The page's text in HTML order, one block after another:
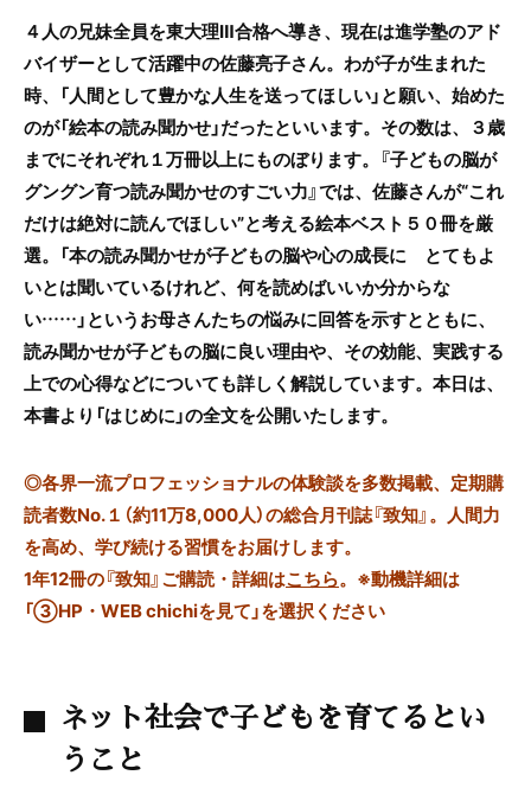
４人の兄妹全員を東大理Ⅲ合格へ導き、現在は進学塾のアド
バイザーとして活躍中の佐藤亮子さん。わが子が生まれた
時、「人間として豊かな人生を送ってほしい」と願い、始めた
のが「絵本の読み聞かせ」だったといいます。その数は、３歳
までにそれぞれ１万冊以上にものぼります。『子どもの脳が
グングン育つ読み聞かせのすごい力』では、佐藤さんが“これ
だけは絶対に読んでほしい”と考える絵本ベスト５０冊を厳
選。「本の読み聞かせが子どもの脳や心の成長に とてもよ
いとは聞いているけれど、何を読めばいいか分からな
い……」というお母さんたちの悩みに回答を示すとともに、
読み聞かせが子どもの脳に良い理由や、その効能、実践する
上での心得などについても詳しく解説しています。本日は、
本書より「はじめに」の全文を公開いたします。
◎各界一流プロフェッショナルの体験談を多数掲載、定期購
読者数No.１（約11万8,000人）の総合月刊誌『致知』。人間力
を高め、学び続ける習慣をお届けします。
1年12冊の『致知』ご購読・詳細はこちら。 ※動機詳細は
「③HP・WEB chichiを見て」を選択ください
ネット社会で子どもを育てるとい
うこと